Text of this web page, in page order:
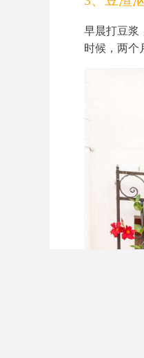
早晨打豆浆
时候，两个